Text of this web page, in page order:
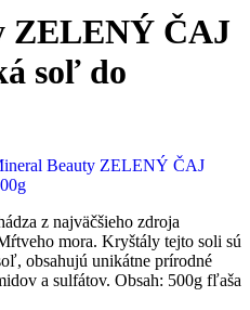
ZELENÝ ČAJ
soľ do
z najväčšieho zdroja
mora. Kryštály tejto soli sú
obsahujú unikátne prírodné
a sulfátov. Obsah: 500g fľaša